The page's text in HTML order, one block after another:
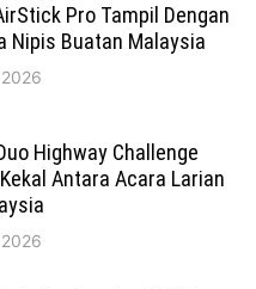
Pro Tampil Dengan
Nipis Buatan Malaysia
Highway Challenge
Antara Acara Larian